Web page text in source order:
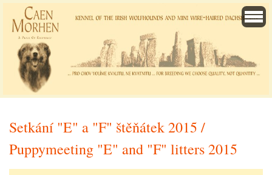
Setkání "E" a "F" štěňátek 2015 /
Puppymeeting "E" and "F" litters 2015